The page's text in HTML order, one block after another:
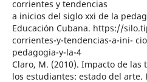
corrientes y tendencias
a inicios del siglo xxi de la
Educación Cubana. https://
corrientes-y-tendencias-a-ini-
pedagogia-y-la-4
Claro, M. (2010). Impacto de
los estudiantes: estado del arte.